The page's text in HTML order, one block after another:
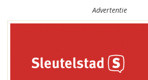
Advertentie